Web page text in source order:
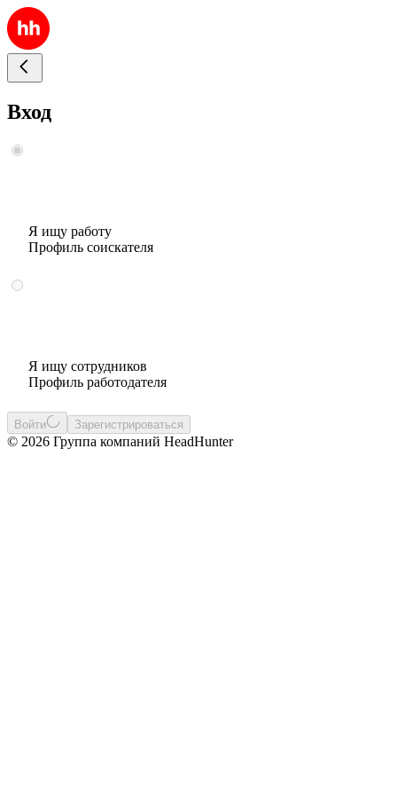
Вход
Я ищу работу
Профиль соискателя
Я ищу сотрудников
Профиль работодателя
Войти Зарегистрироваться
© 2026 Группа компаний HeadHunter